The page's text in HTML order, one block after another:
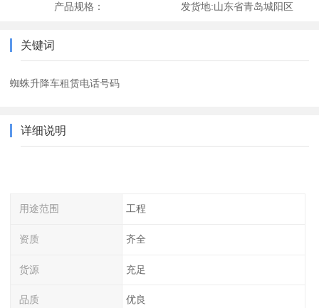
产品规格： 发货地:山东省青岛城阳区
关键词
蜘蛛升降车租赁电话号码
详细说明
用途范围 工程
资质 齐全
货源 充足
品质 优良